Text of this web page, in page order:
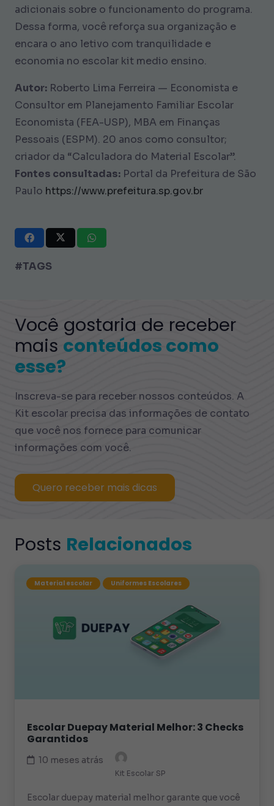
adicionais sobre o funcionamento do programa.
Dessa forma, você reforça sua organização e
encara o ano letivo com tranquilidade e
economia no escolar kit medio ensino.
Autor: Roberto Lima Ferreira — Economista e
Consultor em Planejamento Familiar Escolar
Economista (FEA-USP), MBA em Finanças
Pessoais (ESPM). 20 anos como consultor;
criador da “Calculadora do Material Escolar”.
Fontes consultadas: Portal da Prefeitura de São
Paulo https://www.prefeitura.sp.gov.br
#TAGS
Você gostaria de receber
mais conteúdos como
esse?
Inscreva-se para receber nossos conteúdos. A
Kit escolar precisa das informações de contato
que você nos fornece para comunicar
informações com você.
Quero receber mais dicas
Posts Relacionados
Material escolar Uniformes Escolares
Escolar Duepay Material Melhor: 3 Checks
Garantidos
10 meses atrás
Kit Escolar SP
Escolar duepay material melhor garante que você